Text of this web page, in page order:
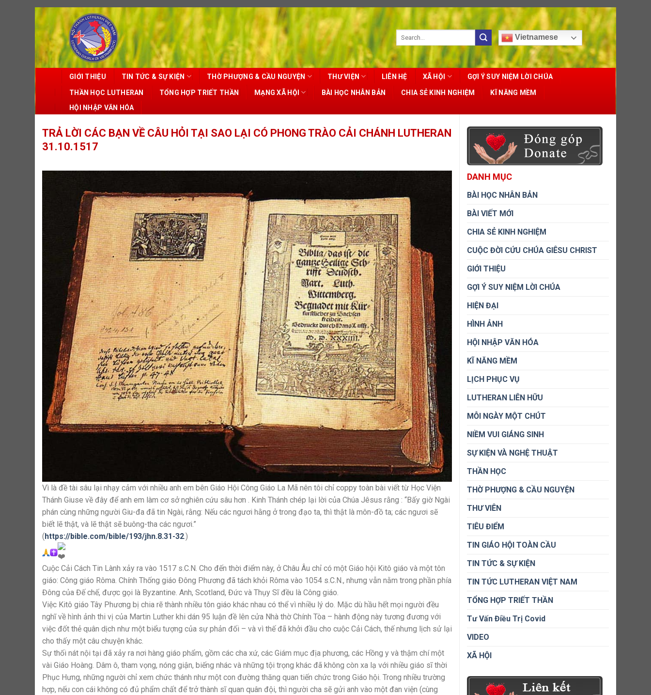
Skip
to
content
Vietnamese
GIỚI THIỆU TIN TỨC & SỰ KIỆN THỜ PHƯỢNG & CẦU NGUYỆN THƯ VIỆN LIÊN HỆ XÃ HỘI GỢI Ý SUY NIỆM LỜI CHÚA
THẦN HỌC LUTHERAN TỔNG HỢP TRIẾT THẦN MẠNG XÃ HỘI BÀI HỌC NHÂN BẢN CHIA SẺ KINH NGHIỆM
KĨ NĂNG MỀM
HỘI NHẬP VĂN HÓA
TRẢ LỜI CÁC BẠN VỀ CÂU HỎI TẠI SAO LẠI CÓ PHONG TRÀO CẢI CHÁNH LUTHERAN
31.10.1517
Vì là đề tài sâu lại nhạy cảm với nhiều anh em bên Giáo Hội Công Giáo La Mã nên tôi chỉ coppy toàn bài viết từ Học Viện
Thánh Giuse về đây để anh em làm cơ sở nghiên cứu sâu hơn . Kinh Thánh chép lại lời của Chúa Jêsus rằng : “Bấy giờ Ngài
phán cùng những người Giu-đa đã tin Ngài, rằng: Nếu các ngươi hằng ở trong đạo ta, thì thật là môn-đồ ta; các ngươi sẽ
biết lẽ thật, và lẽ thật sẽ buông-tha các ngươi.”
( https://bible.com/bible/193/jhn.8.31-32.)
Cuộc Cải Cách Tin Lành xảy ra vào 1517 s.C.N. Cho đến thời điểm này, ở Châu Âu chỉ có một Giáo hội Kitô giáo và một tôn
giáo: Công giáo Rôma. Chính Thống giáo Đông Phương đã tách khỏi Rôma vào 1054 s.C.N., nhưng vẫn nằm trong phần phía
Đông của Đế chế, được gọi là Byzantine. Anh, Scotland, Đức và Thụy Sĩ đều là Công giáo.
Việc Kitô giáo Tây Phương bị chia rẽ thành nhiều tôn giáo khác nhau có thể vì nhiều lý do. Mặc dù hầu hết mọi người đều
nghĩ về hình ảnh thi vị của Martin Luther khi dán 95 luận đề lên cửa Nhà thờ Chính Tòa – hành động này tương đương với
việc đốt thẻ quân dịch như một biểu tượng của sự phản đối – và vì thế đã khởi đầu cho cuộc Cải Cách, thế nhưng lịch sử lại
cho thấy một câu chuyện khác.
Sự thối nát nội tại đã xảy ra nơi hàng giáo phẩm, gồm các cha xứ, các Giám mục địa phương, các Hồng y và thậm chí một
vài Giáo Hoàng. Dâm ô, tham vọng, nóng giận, biếng nhác và những tội trọng khác đã không còn xa lạ với nhiều giáo sĩ thời
Phục Hưng, những người chỉ xem chức thánh như một con đường thăng quan tiến chức trong Giáo hội. Trong nhiều trường
hợp, nếu con cái không có đủ phẩm chất để trở thành sĩ quan quân đội, thì người cha sẽ gửi anh vào một đan viện (cùng
DANH MỤC
BÀI HỌC NHÂN BẢN
BÀI VIẾT MỚI
CHIA SẺ KINH NGHIỆM
CUỘC ĐỜI CỨU CHÚA GIÊSU CHRIST
GIỚI THIỆU
GỢI Ý SUY NIỆM LỜI CHÚA
HIỆN ĐẠI
HÌNH ẢNH
HỘI NHẬP VĂN HÓA
KĨ NĂNG MỀM
LỊCH PHỤC VỤ
LUTHERAN LIÊN HỮU
MỖI NGÀY MỘT CHÚT
NIỀM VUI GIÁNG SINH
SỰ KIỆN VÀ NGHỆ THUẬT
THẦN HỌC
THỜ PHƯỢNG & CẦU NGUYỆN
THƯ VIÊN
TIÊU ĐIỂM
TIN GIÁO HỘI TOÀN CẦU
TIN TỨC & SỰ KIỆN
TIN TỨC LUTHERAN VIỆT NAM
TỔNG HỢP TRIẾT THẦN
Tư Vấn Điều Trị Covid
VIDEO
XÃ HỘI